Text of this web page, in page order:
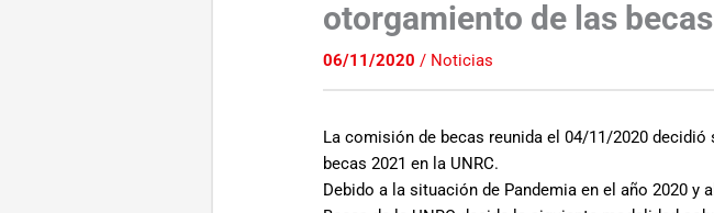
otorgamiento de las becas
06/11/2020/ Noticias
La comisión de becas reunida el 04/11/2020
becas 2021 en la UNRC.
Debido a la situación de Pandemia en el año 2020